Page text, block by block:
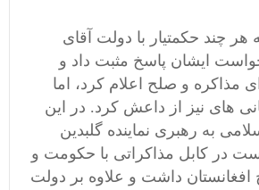
چند حکمتیار با دولت آقای
ایشان پاسخ مثبت داد و
مذاکره و صلح اعلام کرد، اما
های نیز از داعش کرد. در این
به رهبری نماینده گلبدین
در کابل مذاکراتی با حکومت و
داشت و علاوه بر دولت